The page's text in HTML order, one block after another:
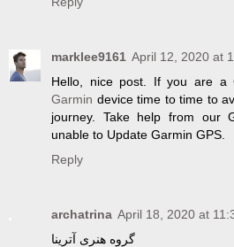
marklee9161 April 12, 2020 at
Hello, nice post. If you are a
Garmin device time to time to
journey. Take help from our
unable to Update Garmin GPS.
Reply
archatrina April 18, 2020 at
گروه هنری آترینا